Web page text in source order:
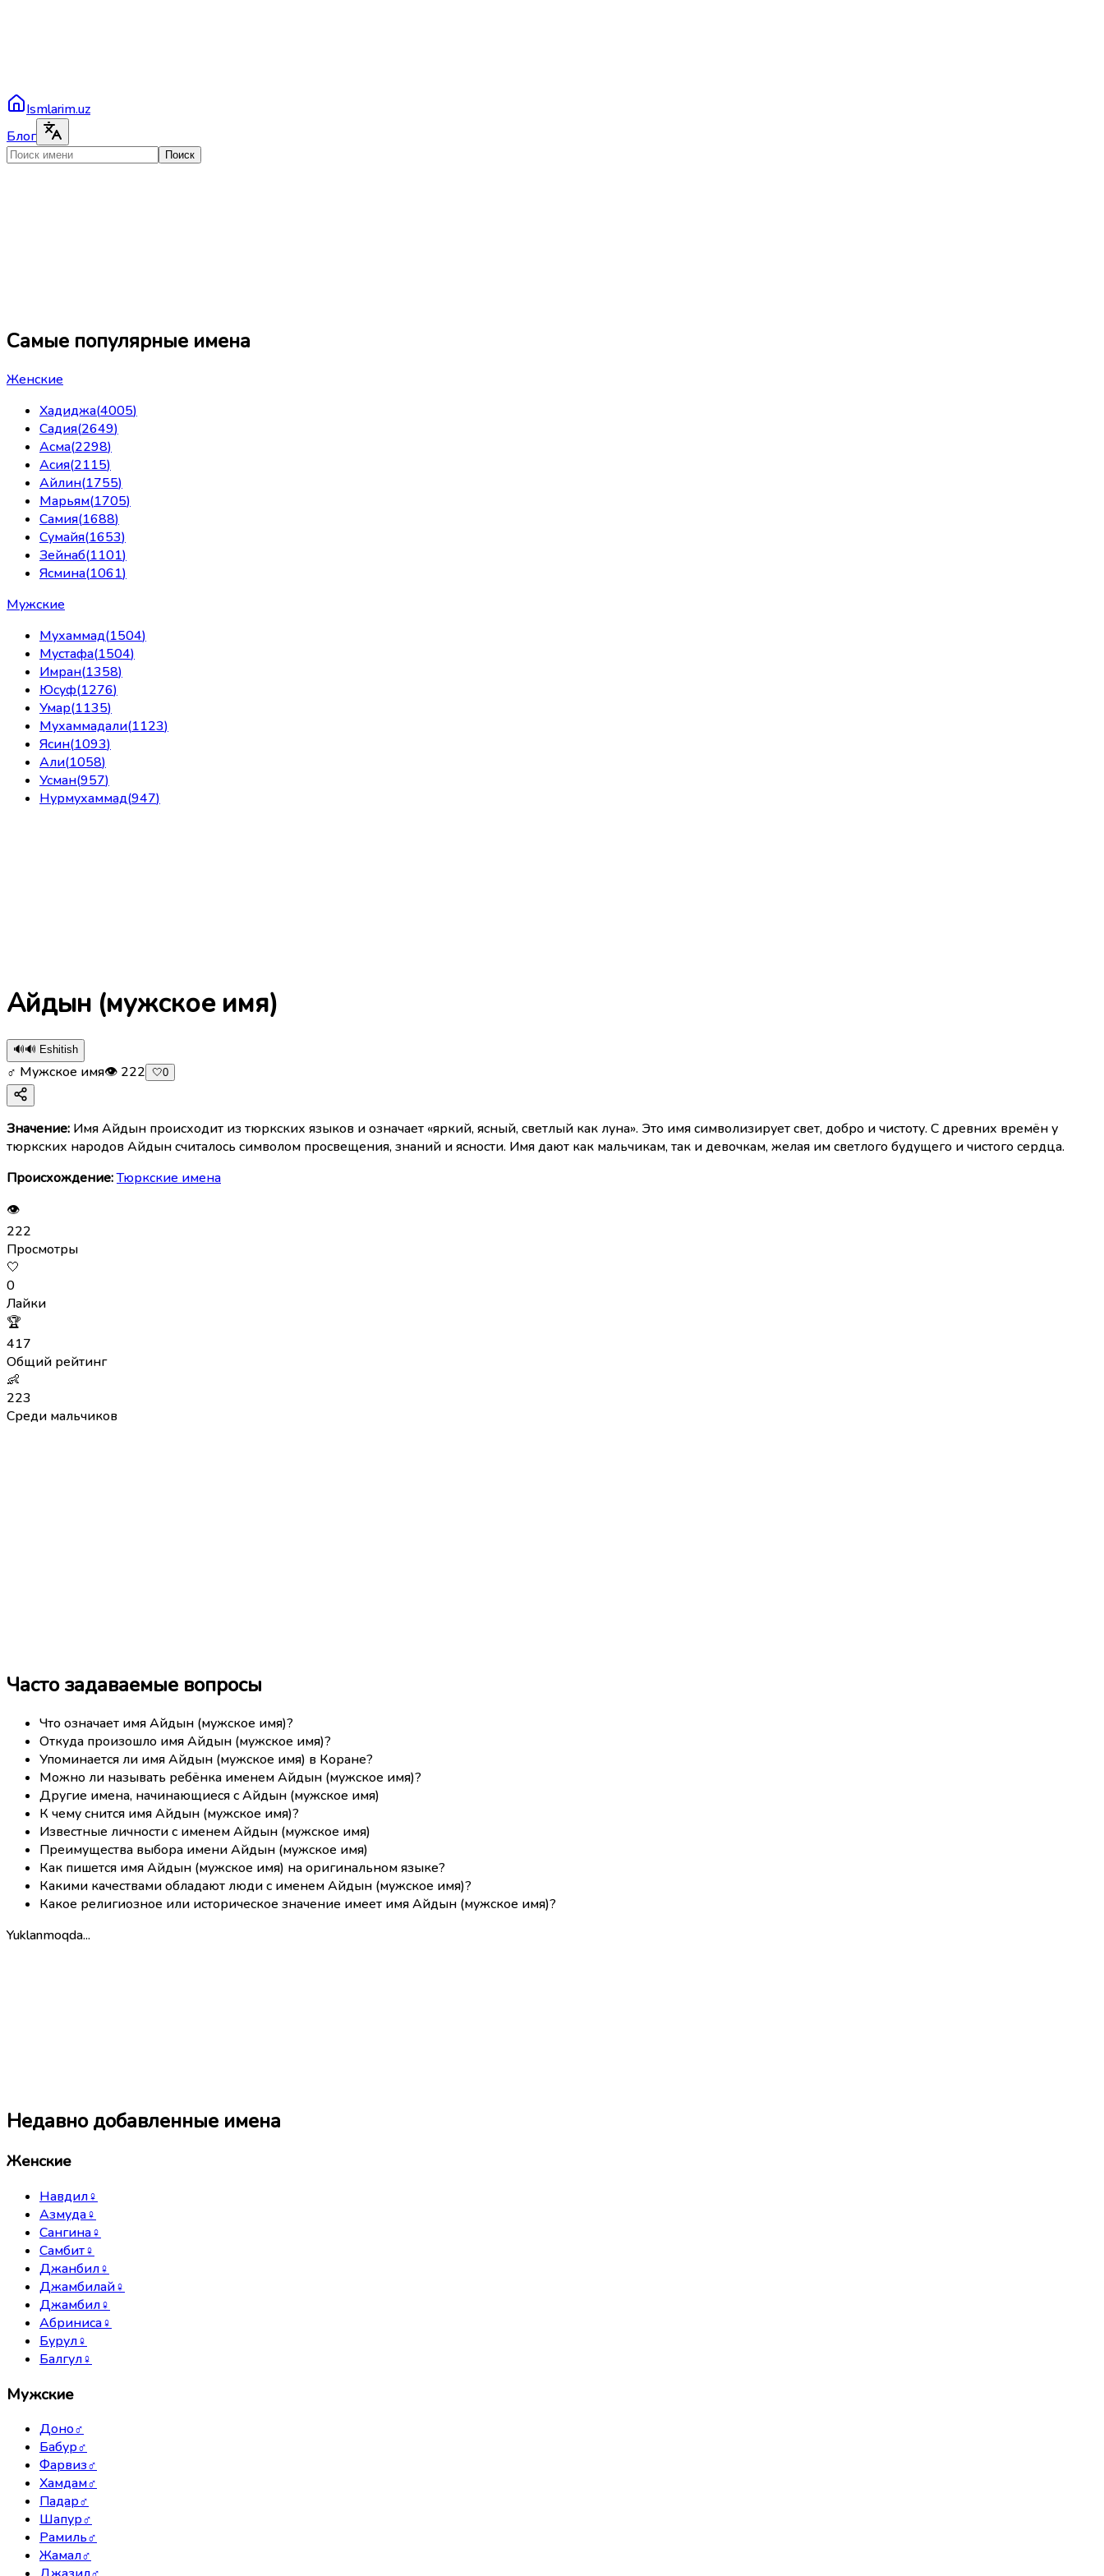
Ismlarim.uz
Блог
Поиск
Самые популярные имена
Женские
Хадиджа(4005)
Садия(2649)
Асма(2298)
Асия(2115)
Айлин(1755)
Марьям(1705)
Самия(1688)
Сумайя(1653)
Зейнаб(1101)
Ясмина(1061)
Мужские
Мухаммад(1504)
Мустафа(1504)
Имран(1358)
Юсуф(1276)
Умар(1135)
Мухаммадали(1123)
Ясин(1093)
Али(1058)
Усман(957)
Нурмухаммад(947)
Айдын (мужское имя)
🔊🔊 Eshitish
♂ Мужское имя👁 222 🤍0
Значение: Имя Айдын происходит из тюркских языков и означает «яркий, ясный, светлый как луна». Это имя символизирует свет, добро и чистоту. С древних времён у
тюркских народов Айдын считалось символом просвещения, знаний и ясности. Имя дают как мальчикам, так и девочкам, желая им светлого будущего и чистого сердца.
Происхождение:Тюркские имена
👁
222
Просмотры
🤍
0
Лайки
🏆
417
Общий рейтинг
👶
223
Среди мальчиков
Часто задаваемые вопросы
Что означает имя Айдын (мужское имя)?
Откуда произошло имя Айдын (мужское имя)?
Упоминается ли имя Айдын (мужское имя) в Коране?
Можно ли называть ребёнка именем Айдын (мужское имя)?
Другие имена, начинающиеся с Айдын (мужское имя)
К чему снится имя Айдын (мужское имя)?
Известные личности с именем Айдын (мужское имя)
Преимущества выбора имени Айдын (мужское имя)
Как пишется имя Айдын (мужское имя) на оригинальном языке?
Какими качествами обладают люди с именем Айдын (мужское имя)?
Какое религиозное или историческое значение имеет имя Айдын (мужское имя)?
Yuklanmoqda...
Недавно добавленные имена
Женские
Навдил♀
Азмуда♀
Сангина♀
Самбит♀
Джанбил♀
Джамбилай♀
Джамбил♀
Абриниса♀
Бурул♀
Балгул♀
Мужские
Доно♂
Бабур♂
Фарвиз♂
Хамдам♂
Падар♂
Шапур♂
Рамиль♂
Жамал♂